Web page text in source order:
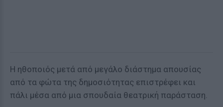
Η ηθοποιός μετά από μεγάλο διάστημα απουσίας
από τα φώτα της δημοσιότητας επιστρέφει και
πάλι μέσα από μια σπουδαία θεατρική παράσταση.